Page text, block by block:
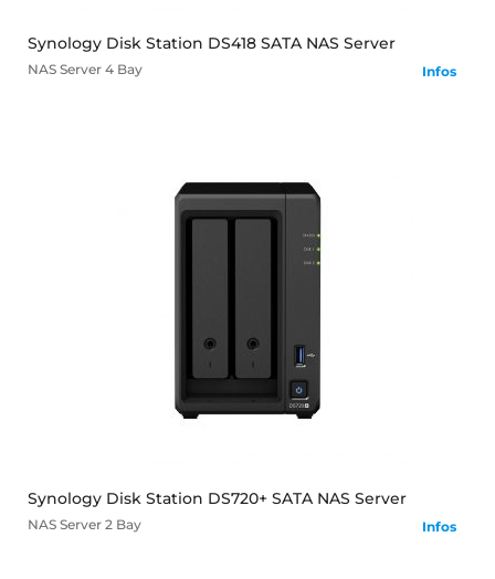
Synology Disk Station DS418 SATA NAS Server
NAS Server 4 Bay Infos
mehr
Synology Disk Station DS720+ SATA NAS Server
NAS Server 2 Bay Infos